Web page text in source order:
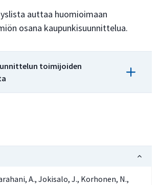
auttaa huomioimaan
osana kaupunkisuunnittelua.
toimijoiden
kokeman kuumarasituksen
A., Jokisalo, J., Korhonen, N.,